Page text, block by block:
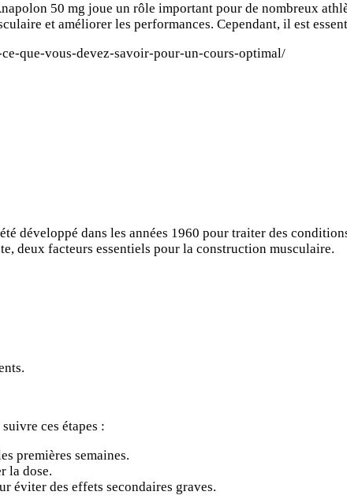
50 mg joue un rôle important pour de nombreux
et améliorer les performances. Cependant, il est
que-vous-devez-savoir-pour-un-cours-optimal/
développé dans les années 1960 pour traiter des
deux facteurs essentiels pour la construction musculaire.
ces étapes :
premières semaines.
la dose.
éviter des effets secondaires graves.